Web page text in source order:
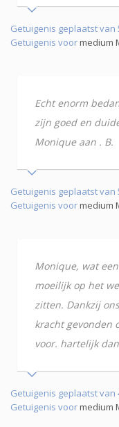
Getuigenis geplaatst van
Getuigenis voormedium
Echt enorm
zijn goed en
Monique aan . B.
Getuigenis geplaatst van
Getuigenis voormedium
Monique, wat
moeilijk op het
zitten. Dankzij
kracht gevonden
voor. hartelijk
Getuigenis geplaatst van
Getuigenis voormedium